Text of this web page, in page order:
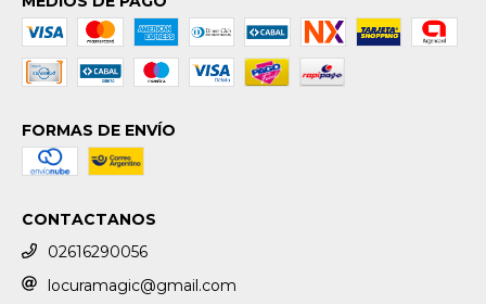
FORMAS DE ENVÍO
CONTACTANOS
02616290056
locuramagic@gmail.com